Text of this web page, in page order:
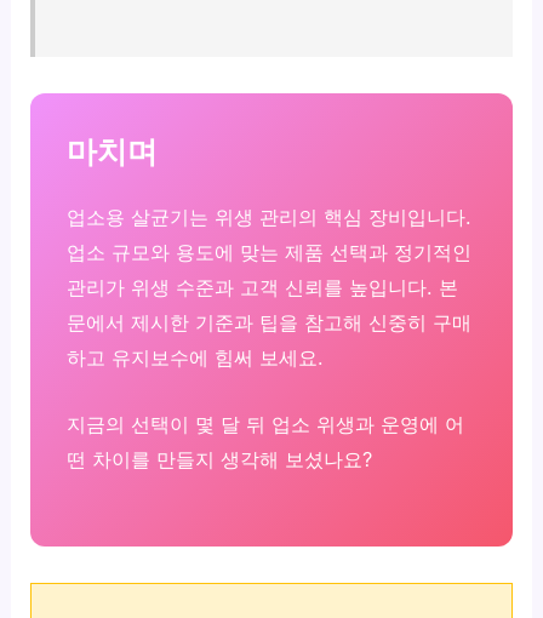
마치며
업소용 살균기는 위생 관리의 핵심 장비입니다.
업소 규모와 용도에 맞는 제품 선택과 정기적인
관리가 위생 수준과 고객 신뢰를 높입니다. 본
문에서 제시한 기준과 팁을 참고해 신중히 구매
하고 유지보수에 힘써 보세요.
지금의 선택이 몇 달 뒤 업소 위생과 운영에 어
떤 차이를 만들지 생각해 보셨나요?